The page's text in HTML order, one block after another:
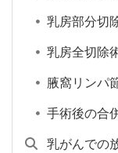
乳房部分切
乳房全切除
腋窩リンパ
手術後の合
乳がんでの